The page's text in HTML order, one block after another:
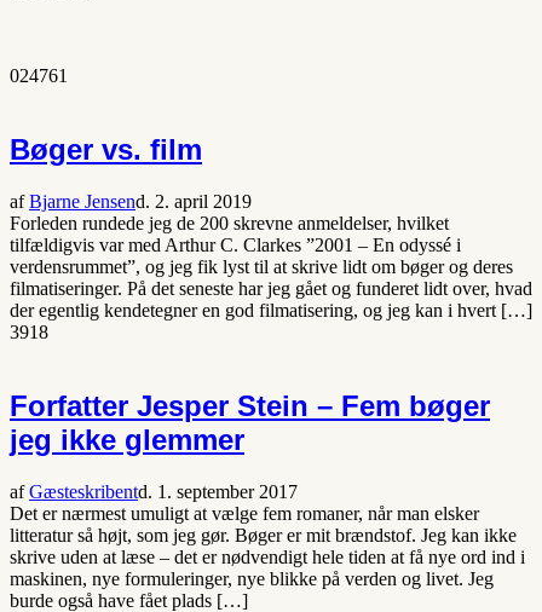
024761
Bøger vs. film
afBjarne Jensend. 2. april 2019
Forleden rundede jeg de 200 skrevne anmeldelser, hvilket
tilfældigvis var med Arthur C. Clarkes ”2001 – En odyssé i
verdensrummet”, og jeg fik lyst til at skrive lidt om bøger og deres
filmatiseringer. På det seneste har jeg gået og funderet lidt over, hvad
der egentlig kendetegner en god filmatisering, og jeg kan i hvert […]
3918
Forfatter Jesper Stein – Fem bøger
jeg ikke glemmer
afGæsteskribentd. 1. september 2017
Det er nærmest umuligt at vælge fem romaner, når man elsker
litteratur så højt, som jeg gør. Bøger er mit brændstof. Jeg kan ikke
skrive uden at læse – det er nødvendigt hele tiden at få nye ord ind i
maskinen, nye formuleringer, nye blikke på verden og livet. Jeg
burde også have fået plads […]